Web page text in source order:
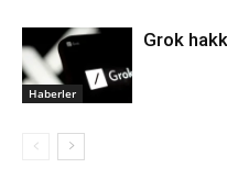
Haberler
Grok